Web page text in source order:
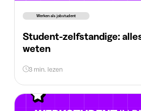
Werken als jobstudent
Student-zelfstandige:
weten
3 min. lezen